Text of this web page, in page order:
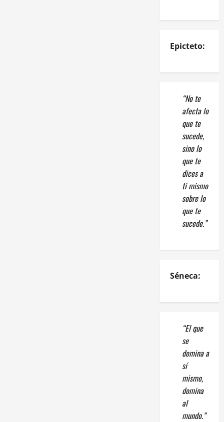
Epicteto:
“No te
afecta lo
que te
sucede,
sino lo
que te
dices a
ti mismo
sobre lo
que te
sucede.”
Séneca:
“El que
se
domina a
sí
mismo,
domina
al
mundo.”